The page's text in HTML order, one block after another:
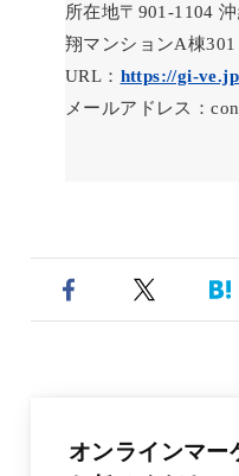
所在地〒901-1104
翔マンションA棟301
URL： https://gi-
メールアドレス：
オンラインマー